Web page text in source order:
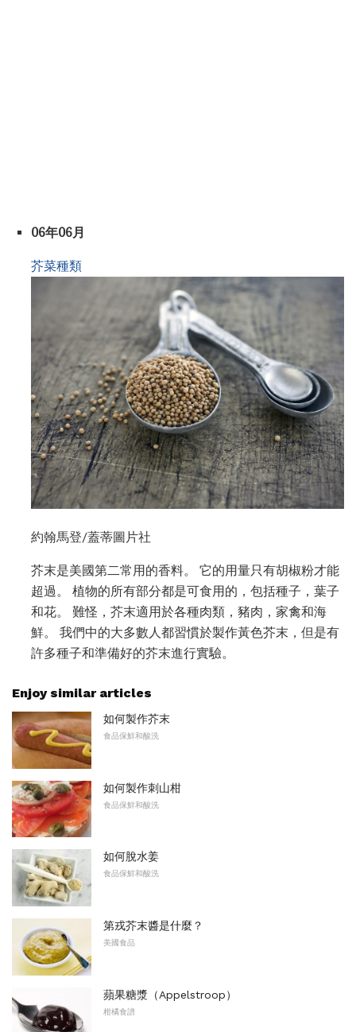
06年06月
芥菜種類
約翰馬登/蓋蒂圖片社
芥末是美國第二常用的香料。 它的用量只有胡椒粉才能
超過。 植物的所有部分都是可食用的，包括種子，葉子
和花。 難怪，芥末適用於各種肉類，豬肉，家禽和海
鮮。 我們中的大多數人都習慣於製作黃色芥末，但是有
許多種子和準備好的芥末進行實驗。
Enjoy similar articles
如何製作芥末
食品保鮮和酸洗
如何製作刺山柑
食品保鮮和酸洗
如何脫水姜
食品保鮮和酸洗
第戎芥末醬是什麼？
美國食品
蘋果糖漿（Appelstroop）
柑橘食譜